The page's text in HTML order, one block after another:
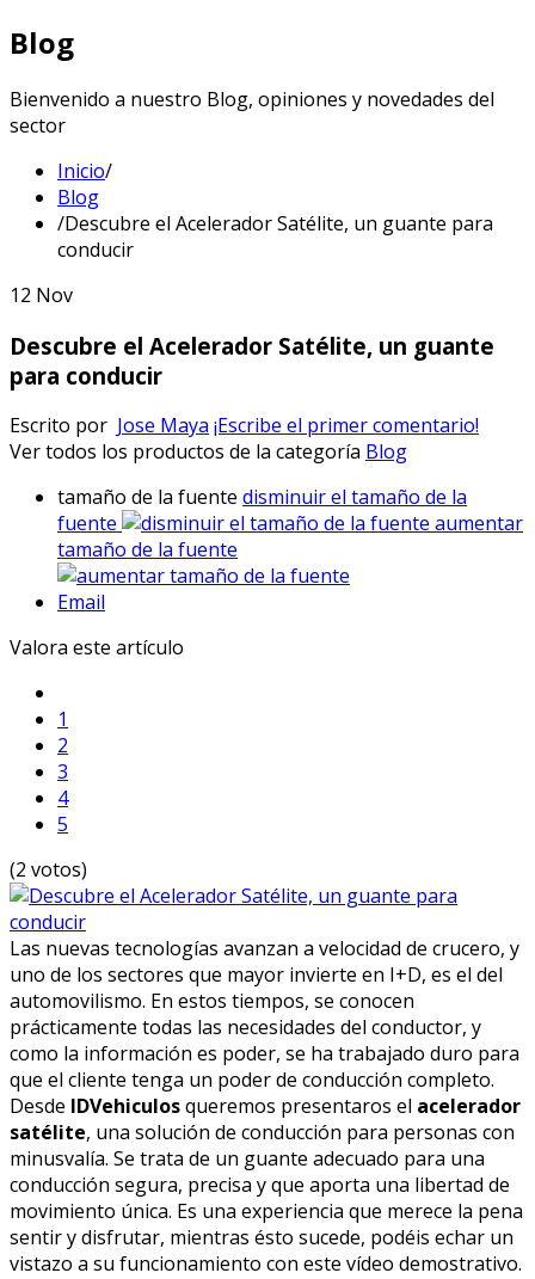
Blog
Bienvenido a nuestro Blog, opiniones y novedades del
sector
Inicio/
Blog
/Descubre el Acelerador Satélite, un guante para
conducir
12 Nov
Descubre el Acelerador Satélite, un guante
para conducir
Escrito por Jose Maya ¡Escribe el primer comentario!
Ver todos los productos de la categoría Blog
tamaño de la fuente disminuir el tamaño de la
fuente
aumentar
tamaño de la fuente
Email
Valora este artículo
1
2
3
4
5
(2 votos)
Las nuevas tecnologías avanzan a velocidad de crucero, y
uno de los sectores que mayor invierte en I+D, es el del
automovilismo. En estos tiempos, se conocen
prácticamente todas las necesidades del conductor, y
como la información es poder, se ha trabajado duro para
que el cliente tenga un poder de conducción completo.
Desde IDVehiculosqueremos presentaros el acelerador
satélite, una solución de conducción para personas con
minusvalía. Se trata de un guante adecuado para una
conducción segura, precisa y que aporta una libertad de
movimiento única. Es una experiencia que merece la pena
sentir y disfrutar, mientras ésto sucede, podéis echar un
vistazo a su funcionamiento con este vídeo demostrativo.